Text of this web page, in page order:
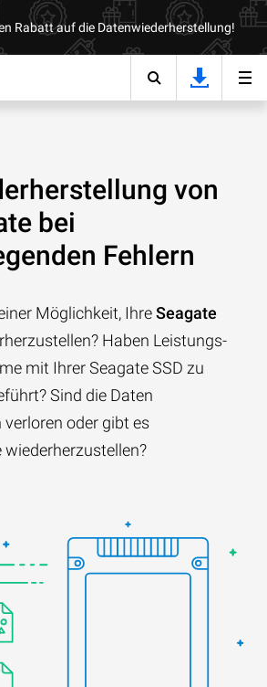
Rabatt auf die Datenwiederherstellung!
von
bei
Fehlern
Möglichkeit, IhreSeagate
Haben Leistungs-
mit Ihrer Seagate SSD zu
Sind die Daten
oder gibt es